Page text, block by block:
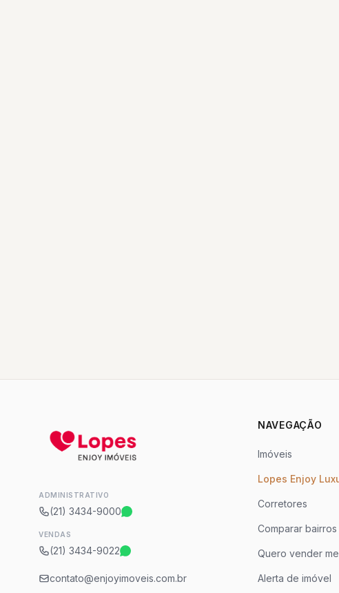
ADMINISTRATIVO
(21) 3434-9000
VENDAS
(21) 3434-9022
contato@enjoyimoveis.com.br
NAVEGAÇÃO
Imóveis
Lopes Enjoy
Corretores
Comparar bairros
Quero vender
Alerta de imóvel